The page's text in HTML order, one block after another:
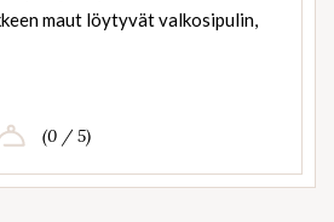
maut löytyvät valkosipulin,
(0 / 5)